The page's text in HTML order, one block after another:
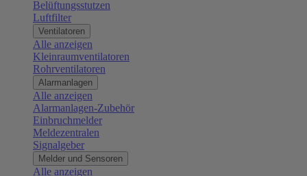
Belüftungsstutzen
Luftfilter
Ventilatoren
Alle anzeigen
Kleinraumventilatoren
Rohrventilatoren
Alarmanlagen
Alle anzeigen
Alarmanlagen-Zubehör
Einbruchmelder
Meldezentralen
Signalgeber
Melder und Sensoren
Alle anzeigen